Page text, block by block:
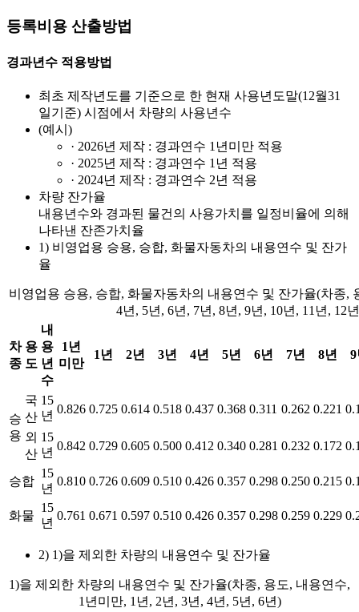
등록비용 산출방법
경과년수 적용방법
최초 제작년도를 기준으로 한 현재 사용년도말(12월31
일기준) 시점에서 차량의 사용년수
(예시)
· 2026년 제작 : 경과연수 1년미만 적용
· 2025년 제작 : 경과연수 1년 적용
· 2024년 제작 : 경과연수 2년 적용
차량 잔가율
내용년수와 경과된 물건의 사용가치를 일정비율에 의해
나타낸 잔존가치율
1) 비영업용 승용, 승합, 화물자동차의 내용연수 및 잔가
율
비영업용 승용, 승합, 화물자동차의 내용연수 및 잔가율(차종,
4년, 5년, 6년, 7년, 8년, 9년, 10년, 11년, 12
차
종
용
도
내
용
년
수
1년
미만
1년 2년 3년 4년 5년 6년 7년 8년
승
용
국
산
15
년 0.826 0.725 0.614 0.518 0.437 0.368 0.311 0.262 0.221
외
산
15
년 0.842 0.729 0.605 0.500 0.412 0.340 0.281 0.232 0.172
승합
15
년
0.810 0.726 0.609 0.510 0.426 0.357 0.298 0.250 0.215
화물
15
년
0.761 0.671 0.597 0.510 0.426 0.357 0.298 0.259 0.229
2) 1)을 제외한 차량의 내용연수 및 잔가율
1)을 제외한 차량의 내용연수 및 잔가율(차종, 용도, 내용연수,
1년미만, 1년, 2년, 3년, 4년, 5년, 6년)